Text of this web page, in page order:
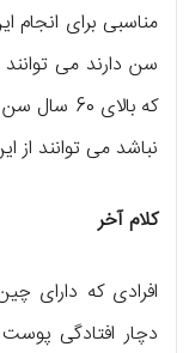
سن دارند می
که بالای
نباشد می توانند از
کلام آخر
افرادی که دارای
دچار افتادگی